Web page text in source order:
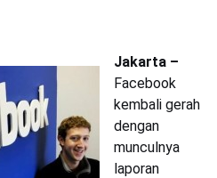
Jakarta –
Facebook
kembali gerah
dengan
munculnya
laporan